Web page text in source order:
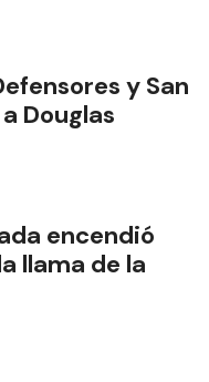
y San
Douglas
encendió
llama de la